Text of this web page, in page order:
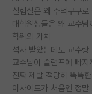
실험실은 왜 주먹구구로
대학원생들은 왜 교수
학위의 가치
석사 받았는데도 교수랑
교수님이 슬럼프에 빠지
이사이트가 처음엔 정말